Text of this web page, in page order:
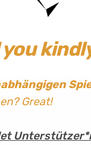
you
Great!